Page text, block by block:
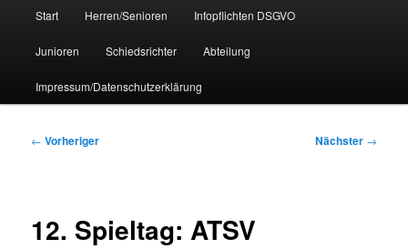
Start Herren/Senioren Infopflichten DSGVO
Junioren Schiedsrichter Abteilung
Impressum/Datenschutzerklärung
Beitragsnavigation
← Vorheriger Nächster →
12. Spieltag: ATSV